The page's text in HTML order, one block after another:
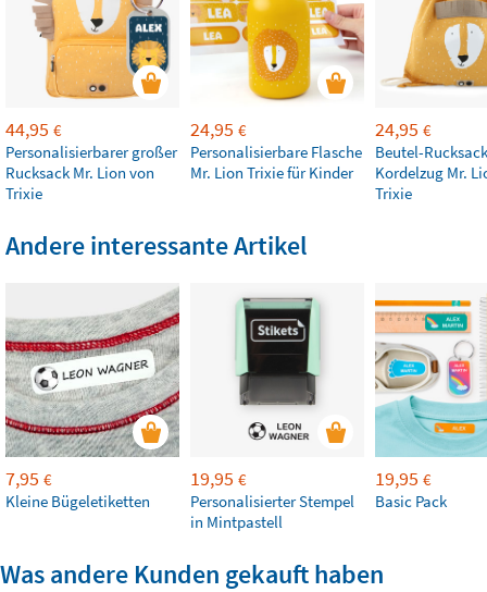
44,95 €
Personalisierbarer großer
Rucksack Mr. Lion von
Trixie
24,95 €
Personalisierbare Flasche
Mr. Lion Trixie für Kinder
24,95 €
Beutel-
Kordelzug Mr.
Trixie
Andere interessante Artikel
7,95 €
Kleine Bügeletiketten
19,95 €
Personalisierter Stempel
in Mintpastell
19,95 €
Basic Pack
Was andere Kunden gekauft haben